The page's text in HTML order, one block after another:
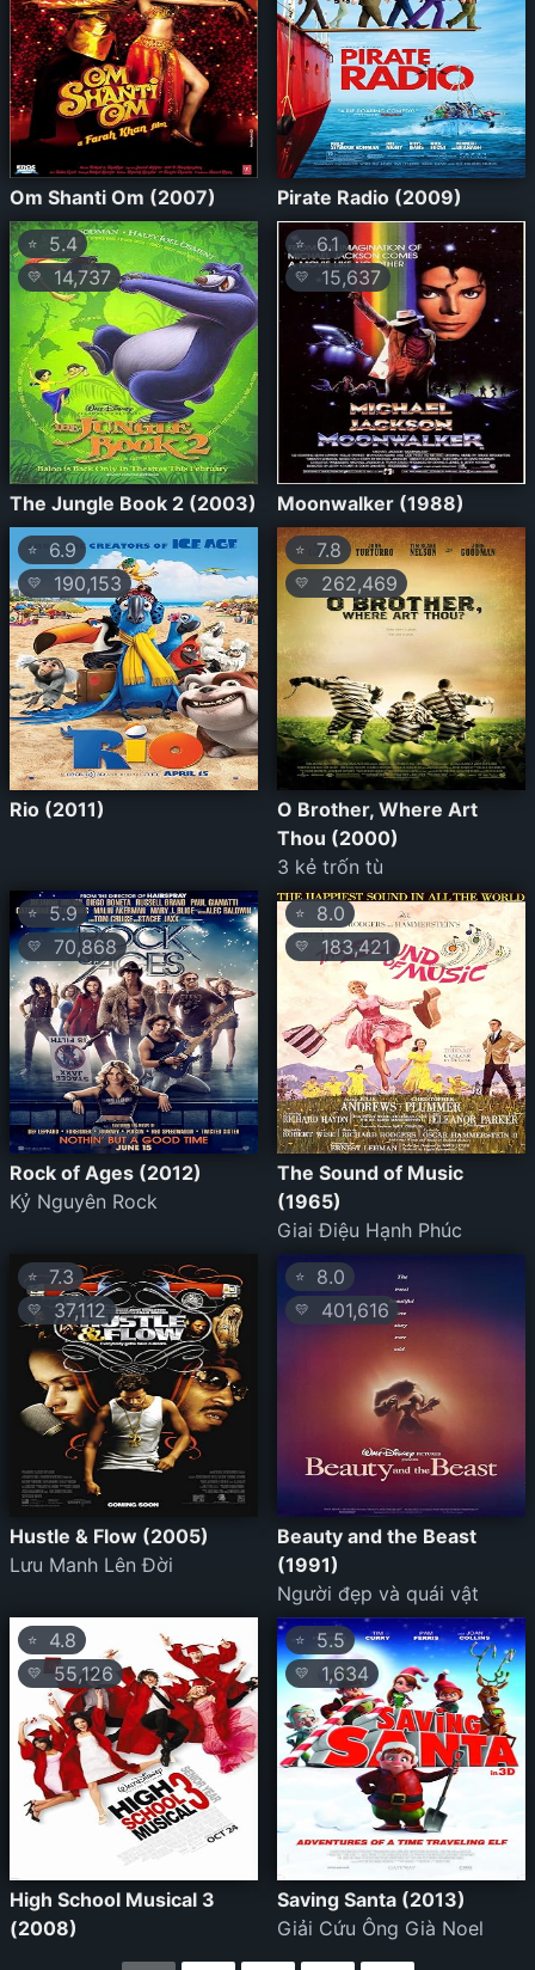
Om Shanti Om (2007) Pirate Radio (2009)
⭐ 5.4
💛 14,737
The Jungle Book 2 (2003)
⭐ 6.1
💛 15,637
Moonwalker (1988)
⭐ 6.9
💛 190,153
Rio (2011)
⭐ 7.8
💛 262,469
O Brother, Where Art
Thou (2000)
3 kẻ trốn tù
⭐ 5.9
💛 70,868
Rock of Ages (2012)
Kỷ Nguyên Rock
⭐ 8.0
💛 183,421
The Sound of Music
(1965)
Giai Điệu Hạnh Phúc
⭐ 7.3
💛 37,112
Hustle & Flow (2005)
Lưu Manh Lên Đời
⭐ 8.0
💛 401,616
Beauty and the Beast
(1991)
Người đẹp và quái vật
⭐ 4.8
💛 55,126
High School Musical 3
(2008)
⭐ 5.5
💛 1,634
Saving Santa (2013)
Giải Cứu Ông Già Noel